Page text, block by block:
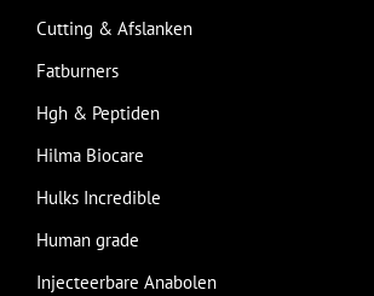
Cutting & Afslanken
Fatburners
Hgh & Peptiden
Hilma Biocare
Hulks Incredible
Human grade
Injecteerbare Anabolen